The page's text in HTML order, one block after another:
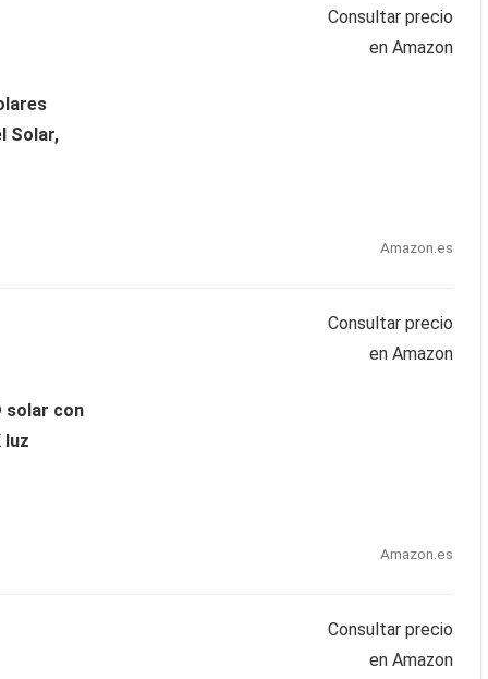
Solar,
Consultar precio
en Amazon
Amazon.es
solar con
luz
Consultar precio
en Amazon
Amazon.es
Consultar precio
en Amazon